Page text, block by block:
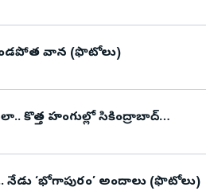
పలుచోట్ల కుండపోత వాన (ఫొటోలు)
కొత్త హంగుల్లో సికింద్రాబాద్
నేడు ‘భోగాపురం’ అందాలు (ఫొటోలు)